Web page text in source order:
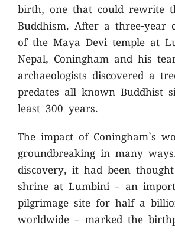
birth, one that could rewrite
Buddhism. After a three-year
of the Maya Devi temple at
Nepal, Coningham and his
archaeologists discovered a
predates all known Buddhist
least 300 years.
The impact of Coningham’s
groundbreaking in many
discovery, it had been
shrine at Lumbini – an
pilgrimage site for half a
worldwide – marked the